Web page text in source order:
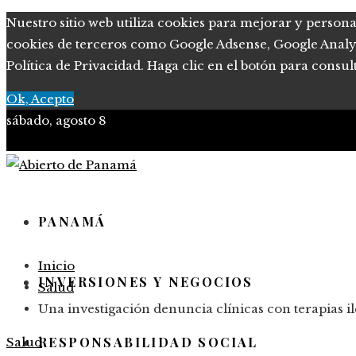
Nuestro sitio web utiliza cookies para mejorar y
cookies de terceros como Google Adsense, Google
Política de Privacidad. Haga clic en el botón para
Ok, Acepto
sábado, agosto 8
PANAMÁ
INVERSIONES Y NEGOCIOS
RESPONSABILIDAD SOCIAL
Inicio
Salud
Una investigación denuncia clínicas con terapias
Salud